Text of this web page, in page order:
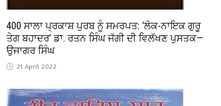
400 ਸਾਲਾ ਪ੍ਰਕਾਸ਼ ਪੁਰਬ ਨੂੰ ਸਮਰਪਤ: ‘ਲੋਕ-ਨਾਇਕ ਗੁਰੂ
ਤੇਗ ਬਹਾਦਰ’ ਡਾ. ਰਤਨ ਸਿੰਘ ਜੱਗੀ ਦੀ ਵਿਲੱਖਣ ਪੁਸਤਕ—
ਉਜਾਗਰ ਸਿੰਘ
21 April 2022